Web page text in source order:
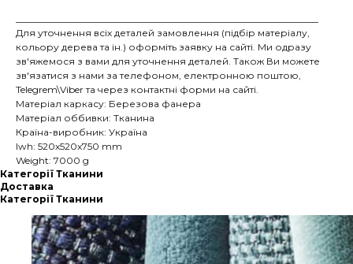
Для уточнення всіх деталей замовлення (підбір матеріалу,
кольору дерева та ін.) оформіть заявку на сайті. Ми одразу
зв'яжемося з вами для уточнення деталей. Також Ви можете
зв'язатися з нами за телефоном, електронною поштою,
Telegrem\Viber та через контактні форми на сайті.
Матеріал каркасу: Березова фанера
Матеріал оббивки: Тканина
Країна-виробник: Україна
lwh: 520x520x750 mm
Weight: 7000 g
Категорії Тканини
Доставка
Категорії Тканини